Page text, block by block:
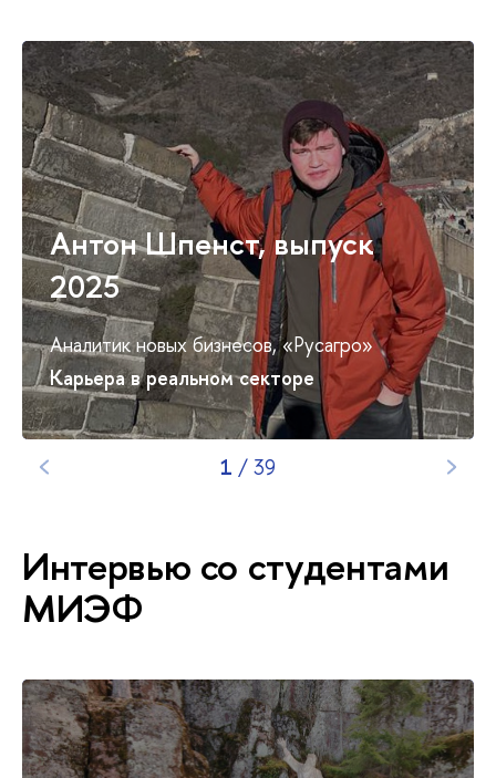
Антон Шпенст, выпуск
2025
Аналитик новых бизнесов, «Русагро»
Карьера в реальном секторе
1 / 39
Интервью со студентами
МИЭФ